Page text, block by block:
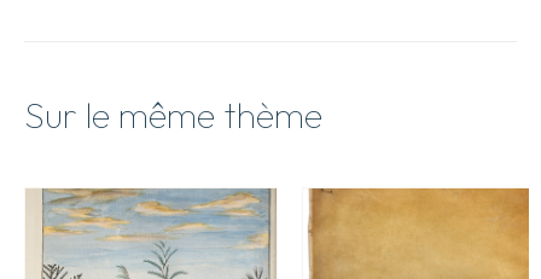
Sur le même thème